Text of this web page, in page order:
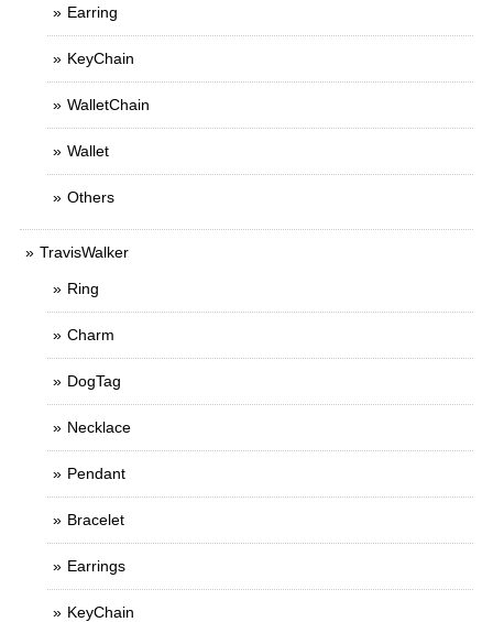
Earring
KeyChain
WalletChain
Wallet
Others
TravisWalker
Ring
Charm
DogTag
Necklace
Pendant
Bracelet
Earrings
KeyChain